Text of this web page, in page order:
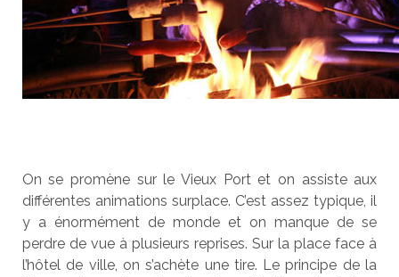
On se promène sur le Vieux Port et on assiste aux
différentes animations surplace. C’est assez typique, il
y a énormément de monde et on manque de se
perdre de vue à plusieurs reprises. Sur la place face à
l’hôtel de ville, on s’achète une tire. Le principe de la